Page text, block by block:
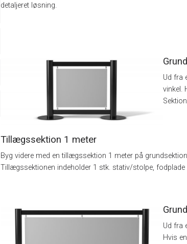
detaljeret løsning.
Ud fra
vinkel.
Tillægssektion 1 meter
Byg videre med en tillægssektion 1 meter på
Tillægssektionen indeholder 1 stk. stativ/stolpe,
Ud fra
Hvis